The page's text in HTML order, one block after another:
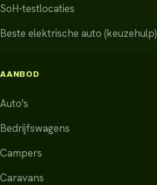
SoH-testlocaties
Beste elektrische auto (keuzehulp)
AANBOD
Auto's
Bedrijfswagens
Campers
Caravans